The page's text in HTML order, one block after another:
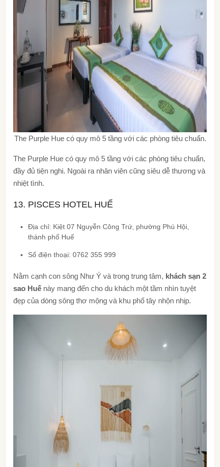
The Purple Hue có quy mô 5 tầng với các phòng tiêu chuẩn.
The Purple Hue có quy mô 5 tầng với các phòng tiêu chuẩn,
đầy đủ tiện nghi. Ngoài ra nhân viên cũng siêu dễ thương và
nhiệt tình.
13. PISCES HOTEL HUẾ
Địa chỉ: Kiệt 07 Nguyễn Công Trứ, phường Phú Hội,
thành phố Huế
Số điện thoại: 0762 355 999
Nằm cạnh con sông Như Ý và trong trung tâm, khách sạn 2
sao Huế này mang đến cho du khách một tầm nhìn tuyệt
đẹp của dòng sông thơ mộng và khu phố tây nhộn nhịp.